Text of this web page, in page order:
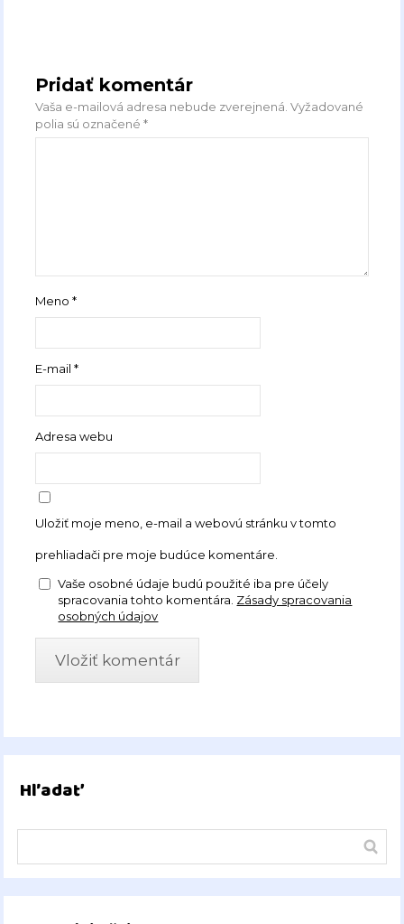
Pridať komentár
Vaša e-mailová adresa nebude zverejnená. Vyžadované
polia sú označené*
Meno*
E-mail*
Adresa webu
Uložiť moje meno, e-mail a webovú stránku v tomto
prehliadači pre moje budúce komentáre.
Vaše osobné údaje budú použité iba pre účely
spracovania tohto komentára. Zásady spracovania
osobných údajov
Hľadať